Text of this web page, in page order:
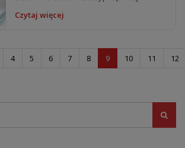
Czytaj więcej
4 5 6 7 8 9 10 11 12